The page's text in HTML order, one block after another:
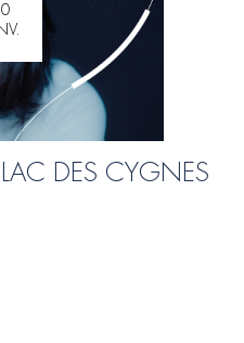
DES CYGNES